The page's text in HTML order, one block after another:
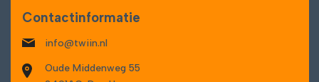
Contactinformatie
info@twiin.nl
Oude Middenweg 55